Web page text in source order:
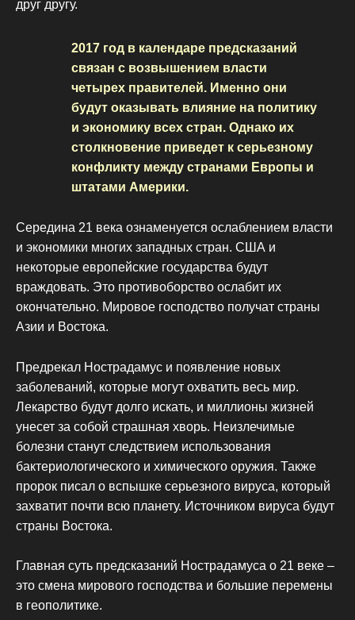
друг другу.
2017 год в календаре предсказаний
связан с возвышением власти
четырех правителей. Именно они
будут оказывать влияние на политику
и экономику всех стран. Однако их
столкновение приведет к серьезному
конфликту между странами Европы и
штатами Америки.
Середина 21 века ознаменуется ослаблением власти
и экономики многих западных стран. США и
некоторые европейские государства будут
враждовать. Это противоборство ослабит их
окончательно. Мировое господство получат страны
Азии и Востока.
Предрекал Нострадамус и появление новых
заболеваний, которые могут охватить весь мир.
Лекарство будут долго искать, и миллионы жизней
унесет за собой страшная хворь. Неизлечимые
болезни станут следствием использования
бактериологического и химического оружия. Также
пророк писал о вспышке серьезного вируса, который
захватит почти всю планету. Источником вируса будут
страны Востока.
Главная суть предсказаний Нострадамуса о 21 веке –
это смена мирового господства и большие перемены
в геополитике.